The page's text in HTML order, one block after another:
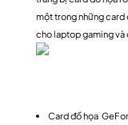
một trong những card
cho laptop gaming và
Card đồ họa